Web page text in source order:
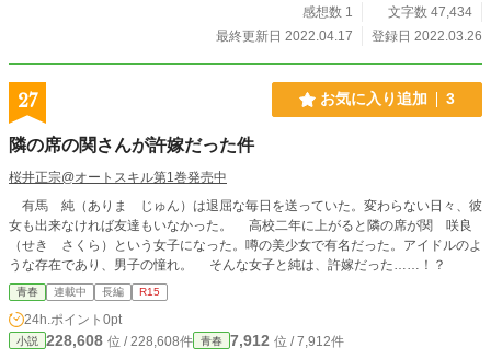
感想数 1
文字数 47,434
最終更新日 2022.04.17
登録日 2022.03.26
27 お気に入り追加 3
隣の席の関さんが許嫁だった件
桜井正宗@オートスキル第1巻発売中
有馬 純（ありま じゅん）は退屈な毎日を送っていた。変わらない日々、彼
女も出来なければ友達もいなかった。 高校二年に上がると隣の席が関 咲良
（せき さくら）という女子になった。噂の美少女で有名だった。アイドルのよ
うな存在であり、男子の憧れ。 そんな女子と純は、許嫁だった……！？
青春 連載中 長編 R15
24h.ポイント 0pt
小説 228,608 位 / 228,608件 青春 7,912 位 / 7,912件